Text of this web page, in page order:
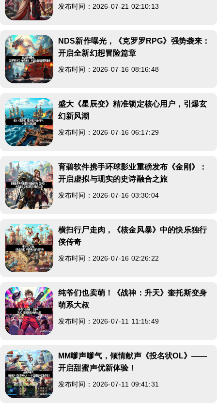
发布时间：2026-07-21 02:10:13
NDS新作曝光，《克罗罗RPG》强势袭来：
开启全新幻想冒险篇章
发布时间：2026-07-16 08:16:48
盛大《星辰变》精准锁定核心用户，引爆玄
幻新风潮
发布时间：2026-07-16 06:17:29
育碧软件携手环球影业重磅发布《金刚》：
开启虚拟与现实的史诗融合之旅
发布时间：2026-07-16 03:30:04
横扫行尸走肉，《核金风暴》中的快乐独行
侠传奇
发布时间：2026-07-16 02:26:22
纯爷们也卖萌！《战神：升天》奎托斯变身
萌系大叔
发布时间：2026-07-11 11:15:49
MM嗲声嗲气，倾情献声《投名状OL》——
开启甜蜜声优新体验！
发布时间：2026-07-11 09:41:31